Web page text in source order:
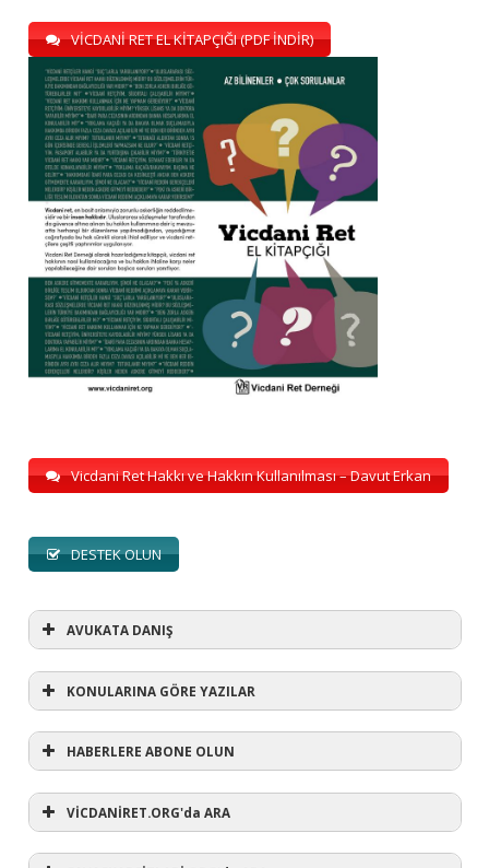
VİCDANİ RET EL KİTAPÇIĞI (PDF İNDİR)
Vicdani Ret Hakkı ve Hakkın Kullanılması – Davut Erkan
DESTEK OLUN
AVUKATA DANIŞ
AVUKATA DANIŞ
KONULARINA GÖRE YAZILAR
KONULARINA GÖRE YAZILAR
HABERLERE ABONE OLUN
VİCDANİRET.ORG'da ARA